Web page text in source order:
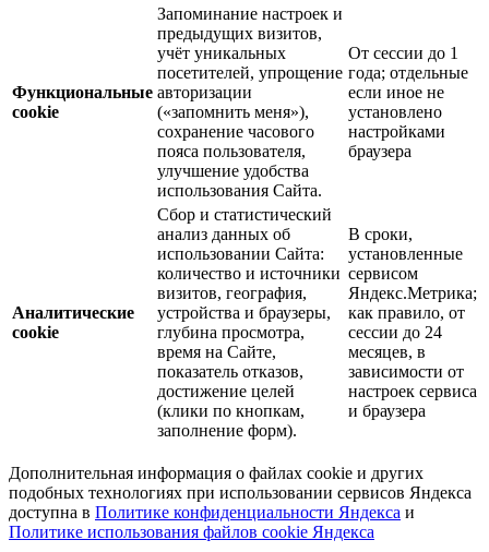
Функциональные
cookie
Запоминание настроек и
предыдущих визитов,
учёт уникальных
посетителей, упрощение
авторизации
(«запомнить меня»),
сохранение часового
пояса пользователя,
улучшение удобства
использования Сайта.
От сессии до 1
года; отдельные
если иное не
установлено
настройками
браузера
Аналитические
cookie
Сбор и статистический
анализ данных об
использовании Сайта:
количество и источники
визитов, география,
устройства и браузеры,
глубина просмотра,
время на Сайте,
показатель отказов,
достижение целей
(клики по кнопкам,
заполнение форм).
В сроки,
установленные
сервисом
Яндекс.Метрика;
как правило, от
сессии до 24
месяцев, в
зависимости от
настроек сервиса
и браузера
Дополнительная информация о файлах cookie и других
подобных технологиях при использовании сервисов Яндекса
доступна в Политике конфиденциальности Яндекса и
Политике использования файлов cookie Яндекса